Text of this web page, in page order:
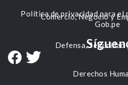
Comercio, Negocio y
Defensa, Seguridad
Derechos
Política de privacidad para el
Gob.pe